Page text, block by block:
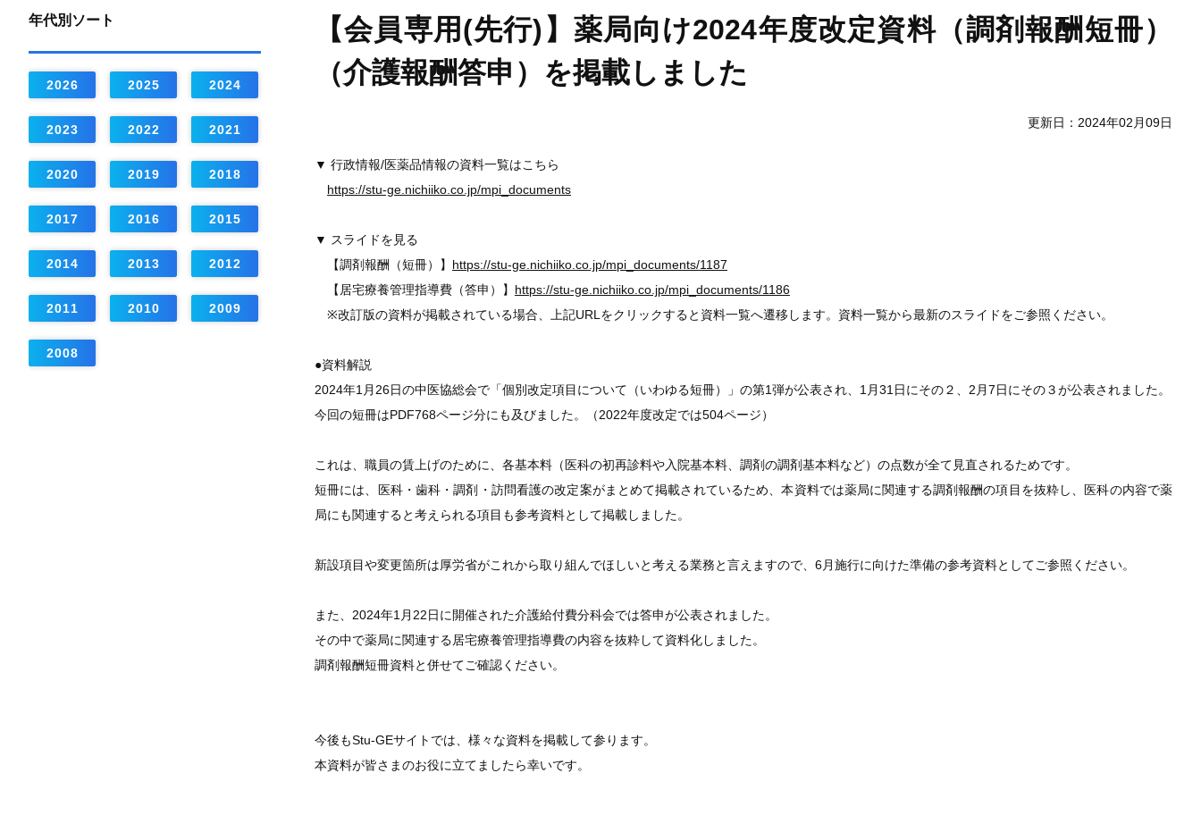
【会員専用(先行)】薬局向け2024年度改定資料（調剤報酬短冊）
（介護報酬答申）を掲載しました
更新日：2024年02月09日
▼ 行政情報/医薬品情報の資料一覧はこちら
https://stu-ge.nichiiko.co.jp/mpi_documents
▼ スライドを見る
【調剤報酬（短冊）】 https://stu-ge.nichiiko.co.jp/mpi_documents/1187
【居宅療養管理指導費（答申）】 https://stu-ge.nichiiko.co.jp/mpi_documents/1186
※改訂版の資料が掲載されている場合、上記URLをクリックすると資料一覧へ遷移します。資料一覧から最新のスライドをご参照ください。
●資料解説
2024年1月26日の中医協総会で「個別改定項目について（いわゆる短冊）」の第1弾が公表され、1月31日にその２、2月7日にその３が公表されました。
今回の短冊はPDF768ページ分にも及びました。（2022年度改定では504ページ）
これは、職員の賃上げのために、各基本料（医科の初再診料や入院基本料、調剤の調剤基本料など）の点数が全て見直されるためです。
短冊には、医科・歯科・調剤・訪問看護の改定案がまとめて掲載されているため、本資料では薬局に関連する調剤報酬の項目を抜粋し、医科の内容で薬
局にも関連すると考えられる項目も参考資料として掲載しました。
新設項目や変更箇所は厚労省がこれから取り組んでほしいと考える業務と言えますので、6月施行に向けた準備の参考資料としてご参照ください。
また、2024年1月22日に開催された介護給付費分科会では答申が公表されました。
その中で薬局に関連する居宅療養管理指導費の内容を抜粋して資料化しました。
調剤報酬短冊資料と併せてご確認ください。
今後もStu-GEサイトでは、様々な資料を掲載して参ります。
本資料が皆さまのお役に立てましたら幸いです。
年代別ソート
2026 2025 2024
2023 2022 2021
2020 2019 2018
2017 2016 2015
2014 2013 2012
2011 2010 2009
2008